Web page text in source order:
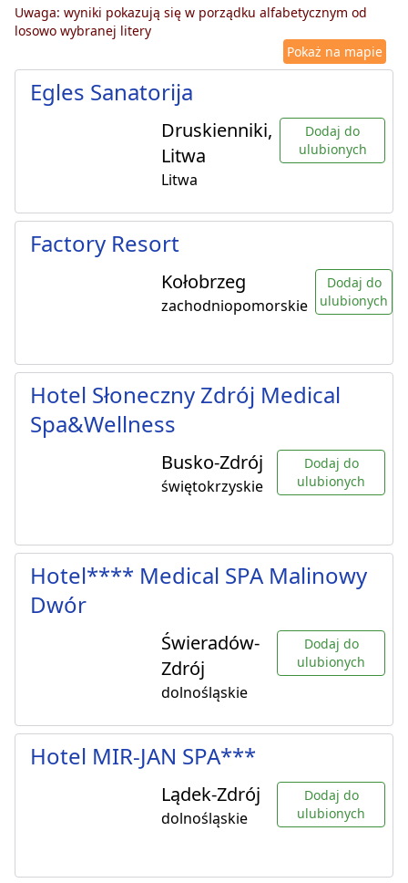
Uwaga: wyniki pokazują się w porządku alfabetycznym od
losowo wybranej litery
Pokaż na mapie
Egles Sanatorija
Druskienniki,
Litwa
Litwa
Dodaj do
ulubionych
Factory Resort
Kołobrzeg
zachodniopomorskie
Dodaj do
ulubionych
Hotel Słoneczny Zdrój Medical
Spa&Wellness
Busko-Zdrój
świętokrzyskie
Dodaj do
ulubionych
Hotel**** Medical SPA Malinowy
Dwór
Świeradów-
Zdrój
dolnośląskie
Dodaj do
ulubionych
Hotel MIR-JAN SPA***
Lądek-Zdrój
dolnośląskie
Dodaj do
ulubionych